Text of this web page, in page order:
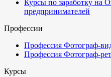
Курсы по заработку на
предпринимателей
Профессии
Профессия Фотограф-
Профессия Фотограф-
Курсы